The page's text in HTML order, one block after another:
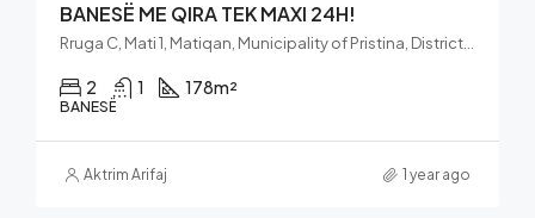
BANESË ME QIRA TEK MAXI 24H!
Rruga C, Mati 1, Matiqan, Municipality of Pristina, District of Prishtina, 10060, Kosovo
2 1 178m²
BANESË
Aktrim Arifaj 1 year ago